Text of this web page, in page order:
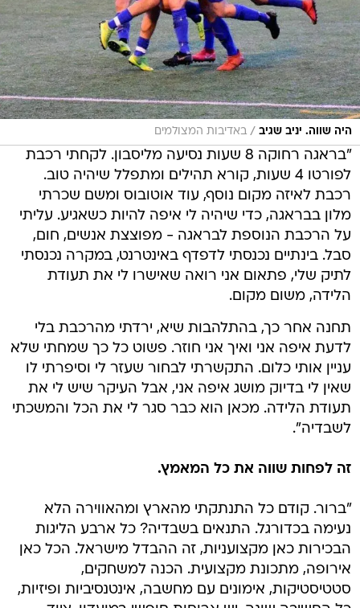
היה שווה. יניב שגיב / באדיבות המצולמים
"בראגה רחוקה 8 שעות נסיעה מליסבון. לקחתי רכבת
לפורטו 4 שעות, קורא תהילים ומתפלל שיהיה טוב.
רכבת לאיזה מקום נוסף, עוד אוטובוס ומשם שכרתי
מלון בבראגה, כדי שיהיה לי איפה להיות כשאגיע. עליתי
על הרכבת הנוספת לבראגה - מפוצצת אנשים, חום,
סבל. בינתיים נכנסתי לדפדף באינטרנט, במקרה נכנסתי
לתיק שלי, פתאום אני רואה שאישרו לי את תעודת
הלידה, משום מקום.
תחנה אחר כך, בהתלהבות שיא, ירדתי מהרכבת בלי
לדעת איפה אני ואיך אני חוזר. פשוט כל כך שמחתי שלא
עניין אותי כלום. התקשרתי לבחור שעזר לי וסיפרתי לו
שאין לי בדיוק מושג איפה אני, אבל העיקר שיש לי את
תעודת הלידה. מכאן הוא כבר סגר לי את הכל והמשכתי
לשבדיה".
זה לפחות שווה את כל המאמץ.
"ברור. קודם כל התנתקתי מהארץ ומהאווירה הלא
נעימה בכדורגל. התנאים בשבדיה? כל ארבע הליגות
הבכירות כאן מקצועניות, זה ההבדל מישראל. הכל כאן
אירופה, מתכונת מקצועית. הכנה למשחקים,
סטטיסטיקות, אימונים עם מחשבה, אינטנסיביות ופיזיות,